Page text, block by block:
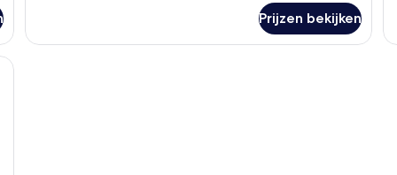
room
Prijzen bekijken
een nachtkastje met een lamp en een tijdschrift.